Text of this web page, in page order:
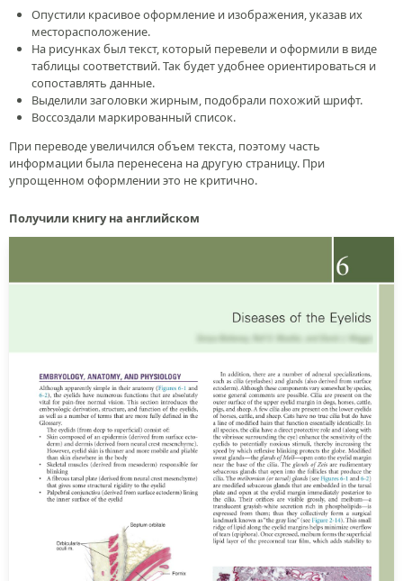
Опустили красивое оформление и изображения, указав их
месторасположение.
На рисунках был текст, который перевели и оформили в виде
таблицы соответствий. Так будет удобнее ориентироваться и
сопоставлять данные.
Выделили заголовки жирным, подобрали похожий шрифт.
Воссоздали маркированный список.
При переводе увеличился объем текста, поэтому часть
информации была перенесена на другую страницу. При
упрощенном оформлении это не критично.
Получили книгу на английском